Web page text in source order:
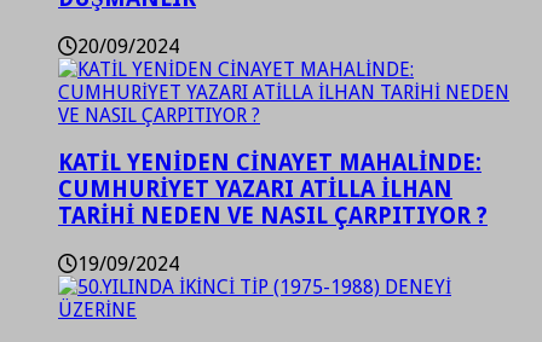
20/09/2024
KATİL YENİDEN CİNAYET MAHALİNDE:
CUMHURİYET YAZARI ATİLLA İLHAN
TARİHİ NEDEN VE NASIL ÇARPITIYOR ?
19/09/2024